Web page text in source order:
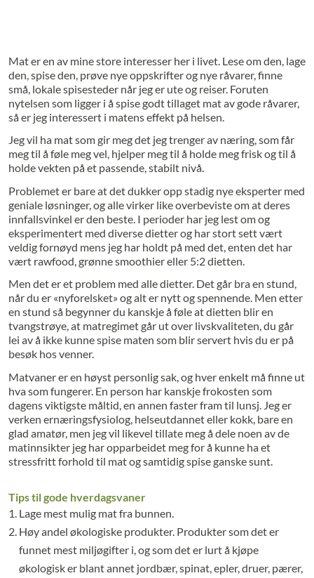
Mat er en av mine store interesser her i livet. Lese om den, lage
den, spise den, prøve nye oppskrifter og nye råvarer, finne
små, lokale spisesteder når jeg er ute og reiser. Foruten
nytelsen som ligger i å spise godt tillaget mat av gode råvarer,
så er jeg interessert i matens effekt på helsen.
Jeg vil ha mat som gir meg det jeg trenger av næring, som får
meg til å føle meg vel, hjelper meg til å holde meg frisk og til å
holde vekten på et passende, stabilt nivå.
Problemet er bare at det dukker opp stadig nye eksperter med
geniale løsninger, og alle virker like overbeviste om at deres
innfallsvinkel er den beste. I perioder har jeg lest om og
eksperimentert med diverse dietter og har stort sett vært
veldig fornøyd mens jeg har holdt på med det, enten det har
vært rawfood, grønne smoothier eller 5:2 dietten.
Men det er et problem med alle dietter. Det går bra en stund,
når du er «nyforelsket» og alt er nytt og spennende. Men etter
en stund så begynner du kanskje å føle at dietten blir en
tvangstrøye, at matregimet går ut over livskvaliteten, du går
lei av å ikke kunne spise maten som blir servert hvis du er på
besøk hos venner.
Matvaner er en høyst personlig sak, og hver enkelt må finne ut
hva som fungerer. En person har kanskje frokosten som
dagens viktigste måltid, en annen faster fram til lunsj. Jeg er
verken ernæringsfysiolog, helseutdannet eller kokk, bare en
glad amatør, men jeg vil likevel tillate meg å dele noen av de
matinnsikter jeg har opparbeidet meg for å kunne ha et
stressfritt forhold til mat og samtidig spise ganske sunt.
Tips til gode hverdagsvaner
Lage mest mulig mat fra bunnen.
Høy andel økologiske produkter. Produkter som det er
funnet mest miljøgifter i, og som det er lurt å kjøpe
økologisk er blant annet jordbær, spinat, epler, druer, pærer,